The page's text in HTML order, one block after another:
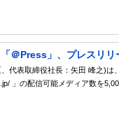
＠Press」、プレスリ
代表取締役社長：矢田 峰之)は
」の配信可能メディア数を